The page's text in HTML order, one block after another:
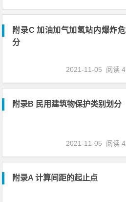
附录C 加油加气加氢站内爆炸
分
2021-11-05 阅读
附录B 民用建筑物保护类别划分
2021-11-05 阅读
附录A 计算间距的起止点